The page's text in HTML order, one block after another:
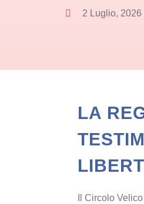
2 Luglio, 2026
LA
Il Circolo